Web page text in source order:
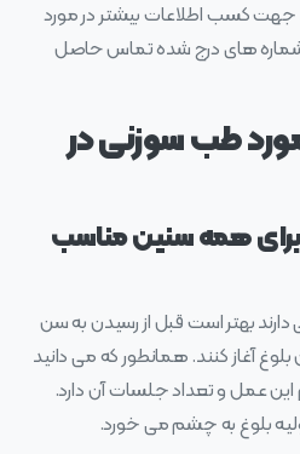
باشد. جهت کسب اطلاعات بیشتر در مورد
شماره های درج شده تماس حاصل
مورد طب سوزنی در
همه سنین مناسب
بهتر است قبل از رسیدن به سن
بلوغ آغاز کنند. همانطور که می‌ دانید
این عمل و تعداد جلسات آن دارد.
بلوغ به چشم می‌ خورد.